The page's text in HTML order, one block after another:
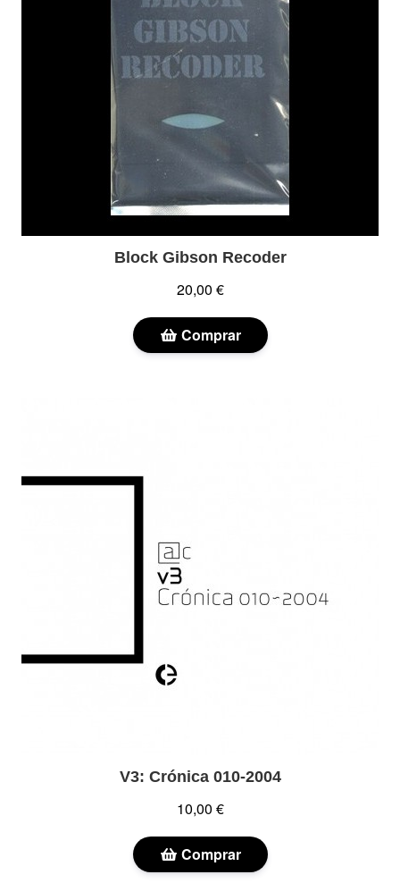
Block Gibson Recoder
20,00 €
Comprar
V3: Crónica 010-2004
10,00 €
Comprar